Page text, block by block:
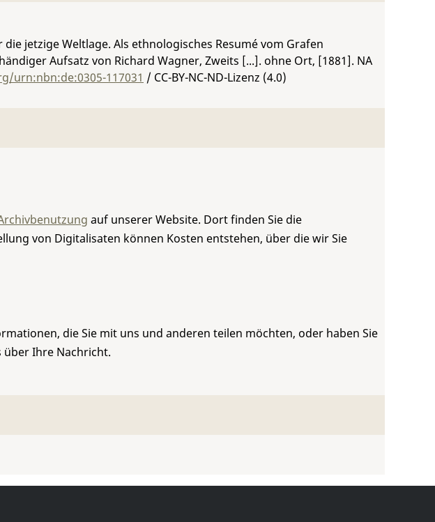
jetzige Weltlage. Als ethnologisches Resumé vom Grafen
Aufsatz von Richard Wagner, Zweits [...]. ohne Ort, [1881]. NA
urn:nbn:de:0305-117031 / CC-BY-NC-ND-Lizenz (4.0)
auf unserer Website. Dort finden Sie die
von Digitalisaten können Kosten entstehen, über die wir Sie
die Sie mit uns und anderen teilen möchten, oder haben Sie
über Ihre Nachricht.